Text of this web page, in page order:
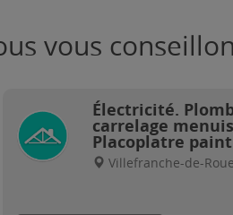
vous
Électricité.
carrelage
Placoplatre
Villefranche-de-